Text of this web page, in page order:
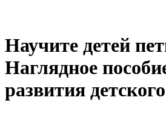
Научите детей
Наглядное
развития